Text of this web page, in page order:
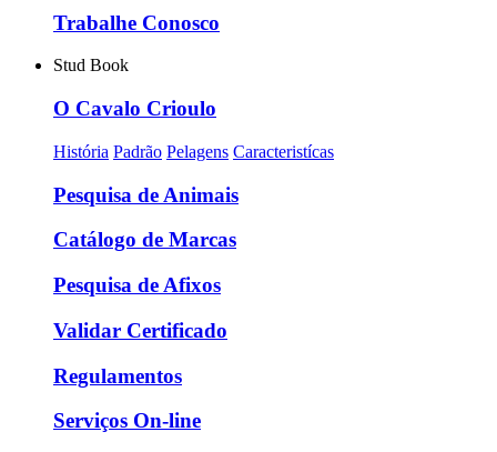
Trabalhe Conosco
Stud Book
O Cavalo Crioulo
História Padrão Pelagens Caracteristícas
Pesquisa de Animais
Catálogo de Marcas
Pesquisa de Afixos
Validar Certificado
Regulamentos
Serviços On-line